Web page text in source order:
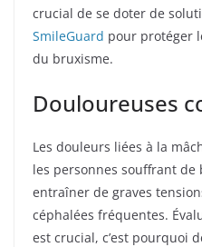
crucial de se doter de
SmileGuard pour protéger
du bruxisme.
Douloureuses
Les douleurs liées à la
les personnes souffrant de
entraîner de graves
céphalées fréquentes.
est crucial, c’est pourquoi